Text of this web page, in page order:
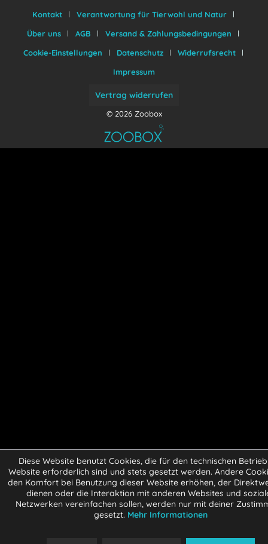
Kontakt
Verantwortung für Tierwohl und Natur
Über uns
AGB
Versand & Zahlungsbedingungen
Cookie-Einstellungen
Datenschutz
Widerrufsrecht
Impressum
Vertrag widerrufen
© 2026 Zoobox
Diese Website benutzt Cookies, die für den technischen
Website erforderlich sind und stets gesetzt werden. Andere
den Komfort bei Benutzung dieser Website erhöhen, der
dienen oder die Interaktion mit anderen Websites und
Netzwerken vereinfachen sollen, werden nur mit deiner
gesetzt. Mehr Informationen